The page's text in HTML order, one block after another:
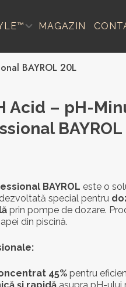
MAGAZIN
BAYROL 20L
Acid – pH-
BAYROL
BAYROL este o
special pentru
prin pompe de dozare.
din piscină.
45%pentru